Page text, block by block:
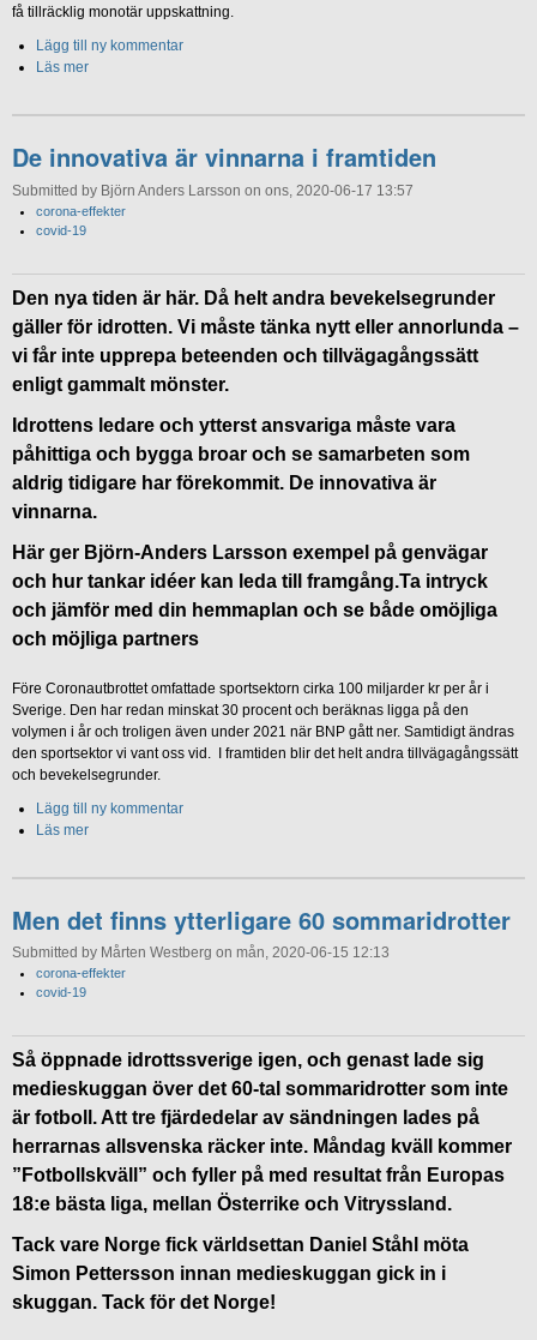
få tillräcklig monotär uppskattning.
Lägg till ny kommentar
Läs mer
De innovativa är vinnarna i framtiden
Submitted by Björn Anders Larsson on ons, 2020-06-17 13:57
corona-effekter
covid-19
Den nya tiden är här. Då helt andra bevekelsegrunder
gäller för idrotten. Vi måste tänka nytt eller annorlunda –
vi får inte upprepa beteenden och tillvägagångssätt
enligt gammalt mönster.
Idrottens ledare och ytterst ansvariga måste vara
påhittiga och bygga broar och se samarbeten som
aldrig tidigare har förekommit. De innovativa är
vinnarna.
Här ger Björn-Anders Larsson exempel på genvägar
och hur tankar idéer kan leda till framgång.Ta intryck
och jämför med din hemmaplan och se både omöjliga
och möjliga partners
Före Coronautbrottet omfattade sportsektorn cirka 100 miljarder kr per år i
Sverige. Den har redan minskat 30 procent och beräknas ligga på den
volymen i år och troligen även under 2021 när BNP gått ner. Samtidigt ändras
den sportsektor vi vant oss vid. I framtiden blir det helt andra tillvägagångssätt
och bevekelsegrunder.
Lägg till ny kommentar
Läs mer
Men det finns ytterligare 60 sommaridrotter
Submitted by Mårten Westberg on mån, 2020-06-15 12:13
corona-effekter
covid-19
Så öppnade idrottssverige igen, och genast lade sig
medieskuggan över det 60-tal sommaridrotter som inte
är fotboll. Att tre fjärdedelar av sändningen lades på
herrarnas allsvenska räcker inte. Måndag kväll kommer
”Fotbollskväll” och fyller på med resultat från Europas
18:e bästa liga, mellan Österrike och Vitryssland.
Tack vare Norge fick världsettan Daniel Ståhl möta
Simon Pettersson innan medieskuggan gick in i
skuggan. Tack för det Norge!